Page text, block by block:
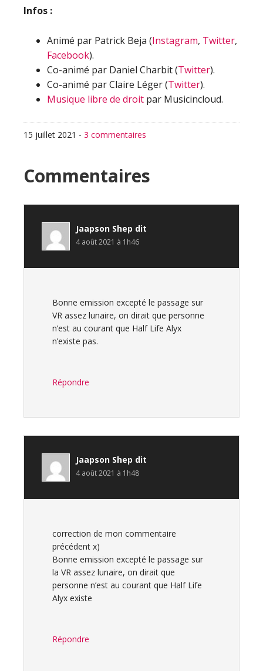
Infos :
Animé par Patrick Beja (Instagram, Twitter,
Facebook).
Co-animé par Daniel Charbit (Twitter).
Co-animé par Claire Léger (Twitter).
Musique libre de droit par Musicincloud.
15 juillet 2021 - 3 commentaires
Interactions
du
lecteur
Commentaires
Jaapson Shep dit
4 août 2021 à 1h46
Bonne emission excepté le passage sur
VR assez lunaire, on dirait que personne
n’est au courant que Half Life Alyx
n’existe pas.
Répondre
Jaapson Shep dit
4 août 2021 à 1h48
correction de mon commentaire
précédent x)
Bonne emission excepté le passage sur
la VR assez lunaire, on dirait que
personne n’est au courant que Half Life
Alyx existe
Répondre